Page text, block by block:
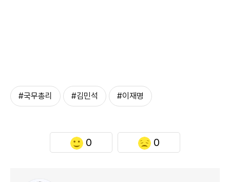
#국무총리 #김민석 #이재명
0 0